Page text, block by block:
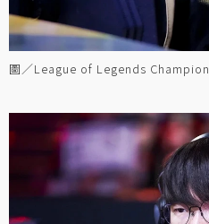
圖／League of Legends